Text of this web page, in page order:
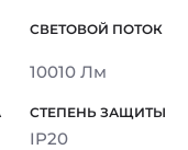
10010 Лм
IP20